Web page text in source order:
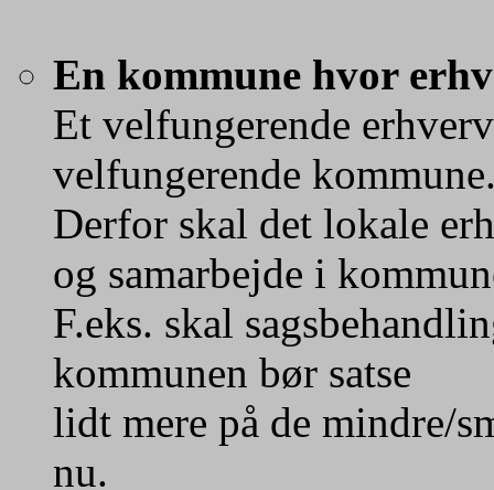
En kommune hvor
Et velfungerende
velfungerende
Derfor skal det lokale
og samarbejde i
F.eks. skal
kommunen bør satse
lidt mere på de mindre/
nu.